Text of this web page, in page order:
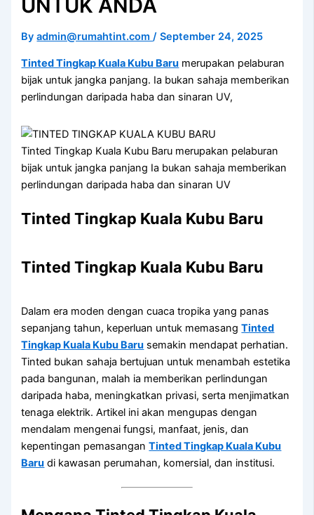
UNTUK ANDA
Byadmin@rumahtint.com/September 24, 2025
Tinted Tingkap Kuala Kubu Baru merupakan pelaburan
bijak untuk jangka panjang. Ia bukan sahaja memberikan
perlindungan daripada haba dan sinaran UV,
Tinted Tingkap Kuala Kubu Baru merupakan pelaburan
bijak untuk jangka panjang Ia bukan sahaja memberikan
perlindungan daripada haba dan sinaran UV
Tinted Tingkap Kuala Kubu Baru
Tinted Tingkap Kuala Kubu Baru
Dalam era moden dengan cuaca tropika yang panas
sepanjang tahun, keperluan untuk memasangTinted
Tingkap Kuala Kubu Baru semakin mendapat perhatian.
Tinted bukan sahaja bertujuan untuk menambah estetika
pada bangunan, malah ia memberikan perlindungan
daripada haba, meningkatkan privasi, serta menjimatkan
tenaga elektrik. Artikel ini akan mengupas dengan
mendalam mengenai fungsi, manfaat, jenis, dan
kepentingan pemasanganTinted Tingkap Kuala Kubu
Baru di kawasan perumahan, komersial, dan institusi.